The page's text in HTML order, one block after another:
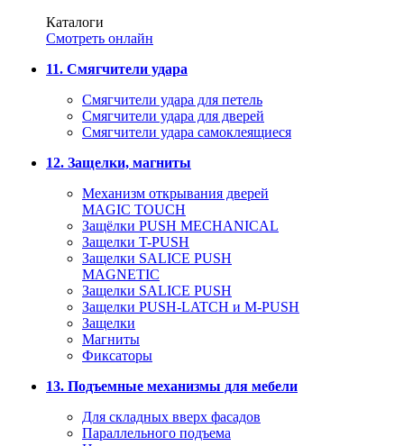
Каталоги
Смотреть онлайн
11. Смягчители удара
Смягчители удара для петель
Смягчители удара для дверей
Cмягчители удара самоклеящиеся
12. Защелки, магниты
Механизм открывания дверей
MAGIC TOUCH
Защёлки PUSH MECHANICAL
Защелки T-PUSH
Защелки SALICE PUSH
MAGNETIC
Защелки SALICE PUSH
Защелки PUSH-LATCH и M-PUSH
Защелки
Магниты
Фиксаторы
13. Подъемные механизмы для мебели
Для складных вверх фасадов
Параллельного подъема